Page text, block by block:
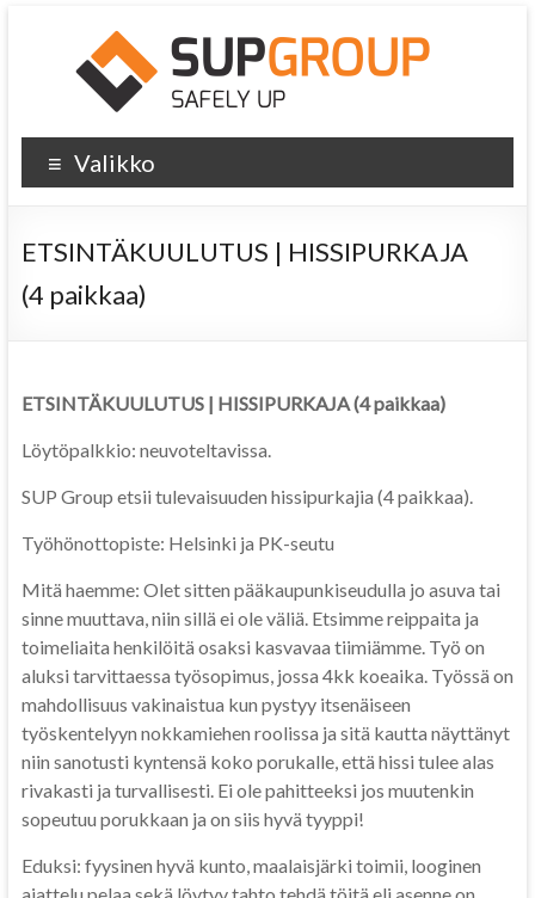
Valikko
ETSINTÄKUULUTUS | HISSIPURKAJA
(4 paikkaa)
ETSINTÄKUULUTUS | HISSIPURKAJA (4 paikkaa)
Löytöpalkkio: neuvoteltavissa.
SUP Group etsii tulevaisuuden hissipurkajia (4 paikkaa).
Työhönottopiste: Helsinki ja PK-seutu
Mitä haemme: Olet sitten pääkaupunkiseudulla jo asuva tai
sinne muuttava, niin sillä ei ole väliä. Etsimme reippaita ja
toimeliaita henkilöitä osaksi kasvavaa tiimiämme. Työ on
aluksi tarvittaessa työsopimus, jossa 4kk koeaika. Työssä on
mahdollisuus vakinaistua kun pystyy itsenäiseen
työskentelyyn nokkamiehen roolissa ja sitä kautta näyttänyt
niin sanotusti kyntensä koko porukalle, että hissi tulee alas
rivakasti ja turvallisesti. Ei ole pahitteeksi jos muutenkin
sopeutuu porukkaan ja on siis hyvä tyyppi!
Eduksi: fyysinen hyvä kunto, maalaisjärki toimii, looginen